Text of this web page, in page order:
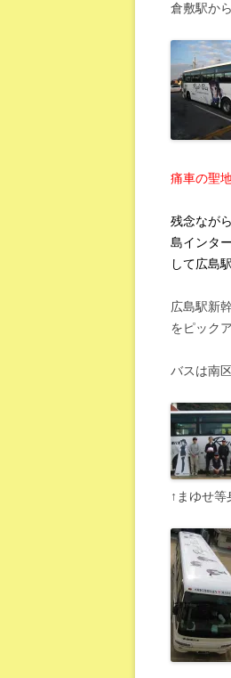
倉敷駅か
痛車の聖
残念なが
島インタ
して広島
広島駅新
をピック
バスは南
↑まゆせ